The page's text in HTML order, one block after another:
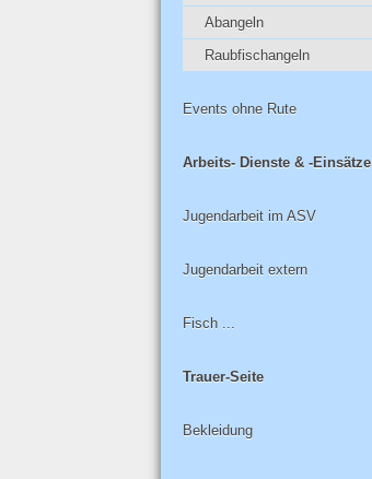
Abangeln
Raubfischangeln
Events ohne Rute
Arbeits- Dienste & -Einsätze
Jugendarbeit im ASV
Jugendarbeit extern
Fisch ...
Trauer-Seite
Bekleidung